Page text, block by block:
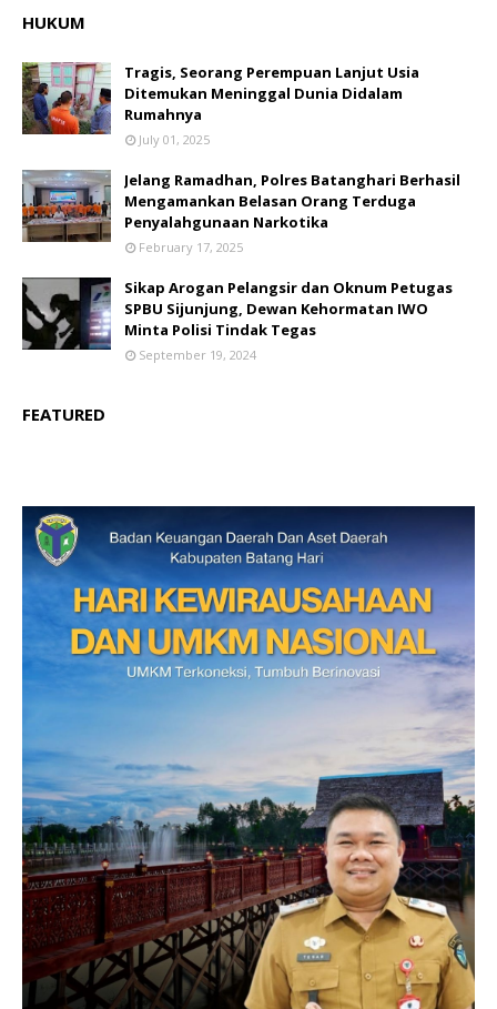
HUKUM
Tragis, Seorang Perempuan Lanjut Usia
Ditemukan Meninggal Dunia Didalam
Rumahnya
July 01, 2025
Jelang Ramadhan, Polres Batanghari Berhasil
Mengamankan Belasan Orang Terduga
Penyalahgunaan Narkotika
February 17, 2025
Sikap Arogan Pelangsir dan Oknum Petugas
SPBU Sijunjung, Dewan Kehormatan IWO
Minta Polisi Tindak Tegas
September 19, 2024
FEATURED